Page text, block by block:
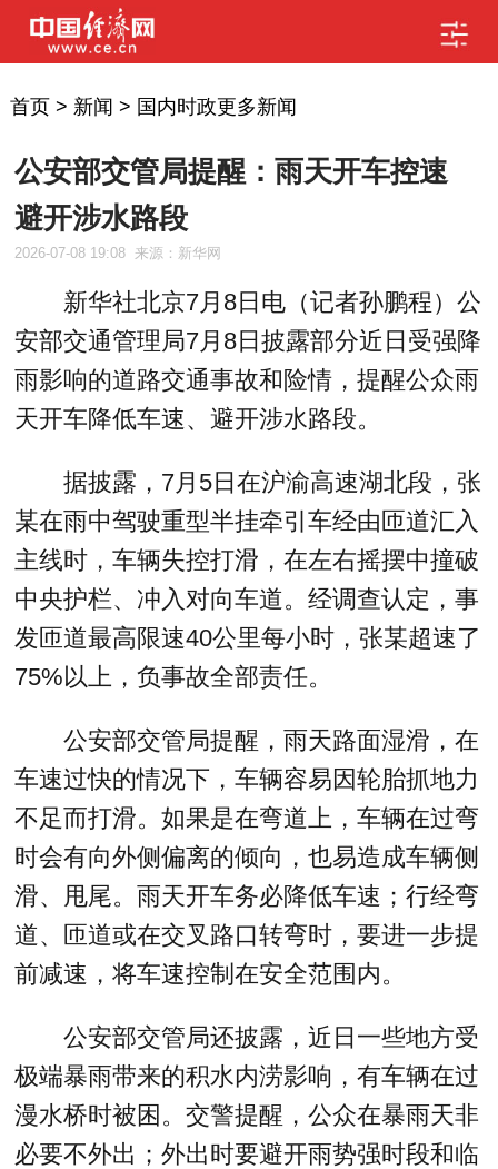
首页> 新闻 > 国内时政更多新闻
公安部交管局提醒：雨天开车控速
避开涉水路段
2026-07-08 19:08 来源：新华网
新华社北京7月8日电（记者孙鹏程）公
安部交通管理局7月8日披露部分近日受强降
雨影响的道路交通事故和险情，提醒公众雨
天开车降低车速、避开涉水路段。
据披露，7月5日在沪渝高速湖北段，张
某在雨中驾驶重型半挂牵引车经由匝道汇入
主线时，车辆失控打滑，在左右摇摆中撞破
中央护栏、冲入对向车道。经调查认定，事
发匝道最高限速40公里每小时，张某超速了
75%以上，负事故全部责任。
公安部交管局提醒，雨天路面湿滑，在
车速过快的情况下，车辆容易因轮胎抓地力
不足而打滑。如果是在弯道上，车辆在过弯
时会有向外侧偏离的倾向，也易造成车辆侧
滑、甩尾。雨天开车务必降低车速；行经弯
道、匝道或在交叉路口转弯时，要进一步提
前减速，将车速控制在安全范围内。
公安部交管局还披露，近日一些地方受
极端暴雨带来的积水内涝影响，有车辆在过
漫水桥时被困。交警提醒，公众在暴雨天非
必要不外出；外出时要避开雨势强时段和临